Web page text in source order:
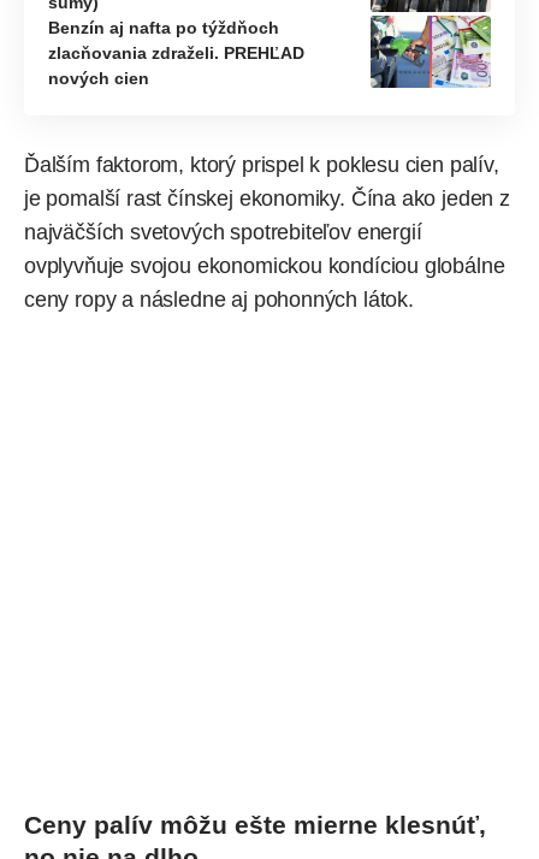
Benzín aj nafta po týždňoch
zlacňovania zdraželi. PREHĽAD
nových cien
Ďalším faktorom, ktorý prispel k poklesu cien palív,
je pomalší rast čínskej ekonomiky. Čína ako jeden z
najväčších svetových spotrebiteľov energií
ovplyvňuje svojou ekonomickou kondíciou globálne
ceny ropy a následne aj pohonných látok.
Ceny palív môžu ešte mierne klesnúť,